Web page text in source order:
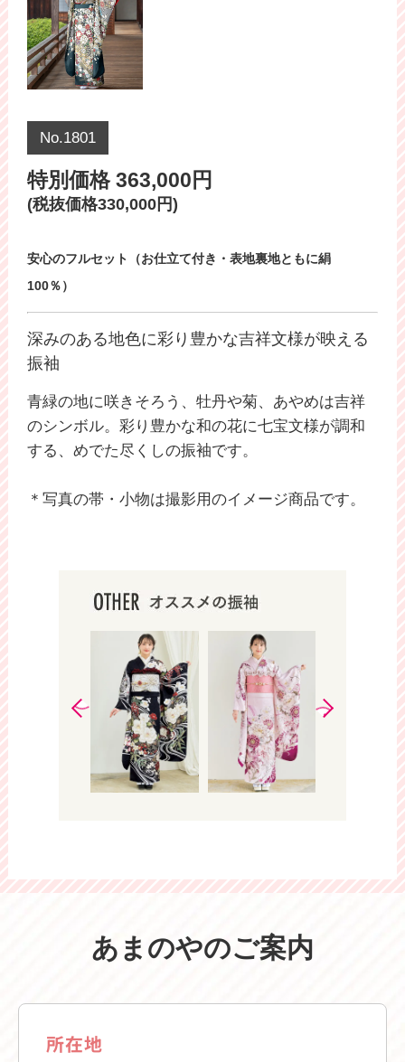
No.1801
特別価格 363,000円
(税抜価格330,000円)
安心のフルセット（お仕立て付き・表地裏地ともに絹
100％）
深みのある地色に彩り豊かな吉祥文様が映える
振袖
青緑の地に咲きそろう、牡丹や菊、あやめは吉祥
のシンボル。彩り豊かな和の花に七宝文様が調和
する、めでた尽くしの振袖です。
＊写真の帯・小物は撮影用のイメージ商品です。
あまのやのご案内
所在地